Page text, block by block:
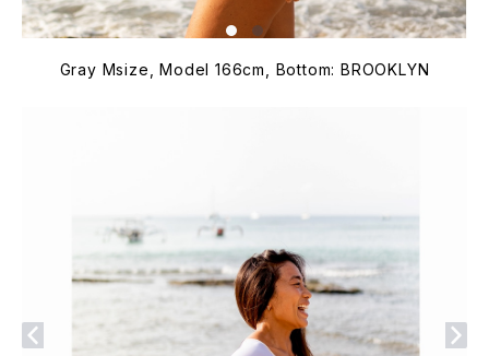
Gray Msize, Model 166cm, Bottom: BROOKLYN